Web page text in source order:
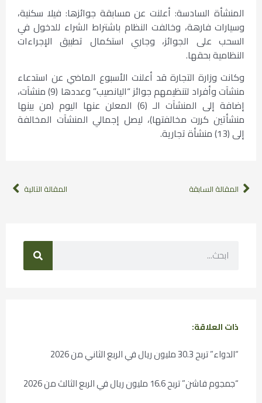
المنشأة السادسة: أعلنت عن مسابقة جوائزها: فيلا سكنية،
وسيارات فارهة، وخالفت النظام باشتراط الشراء للدخول في
السحب على الجوائز، وجاري استكمال تطبيق الإجراءات
النظامية بحقها.
وكانت وزارة التجارة قد أعلنت الأسبوع الماضي عن استدعاء
منشآت وأفراد لتنظيمهم جوائز “اليانصيب” وعددها (9) منشآت،
إضافة إلى المنشآت الـ (6) المعلن عنها اليوم (من بينها
منشأتين كررت مخالفتها)، ليصل إجمالي المنشآت المخالفة
إلى (13) منشأة تجارية.
المقالة السابقة المقالة التالية
ذات العلاقة:
“الدواء” تربح 30.3 مليون ريال في الربع الثاني من 2026
“جمجوم فاشن” تربح 16.6 مليون ريال في الربع الثالث من 2026